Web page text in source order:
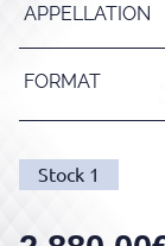
APPELLATION
FORMAT
Stock 1